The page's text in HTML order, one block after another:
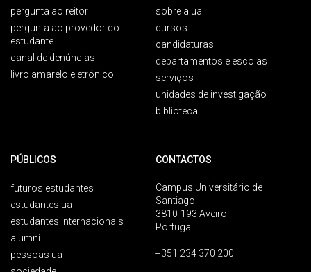
pergunta ao reitor
pergunta ao provedor do
estudante
canal de denúncias
livro amarelo eletrónico
sobre a ua
cursos
candidaturas
departamentos e escolas
serviços
unidades de investigação
biblioteca
PÚBLICOS
futuros estudantes
estudantes ua
estudantes internacionais
alumni
pessoas ua
CONTACTOS
Campus Universitário de
Santiago
3810-193 Aveiro
Portugal
+351 234 370 200